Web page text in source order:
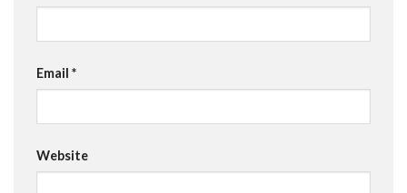
Email *
Website